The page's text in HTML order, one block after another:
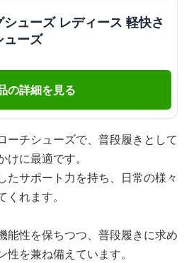
シューズ レディース 軽快さ
ューズ
の詳細を見る
ーチシューズで、普段履きとして
に最適です。
たサポート力を持ち、日常の様々
れます。
能性を保ちつつ、普段履きに求め
を兼ね備えています。